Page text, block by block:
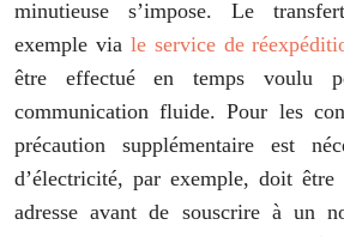
minutieuse s’impose. Le
exemple via le service de
être effectué en temps voulu
communication fluide. Pour les
précaution supplémentaire est
d’électricité, par exemple, doit être
adresse avant de souscrire à un